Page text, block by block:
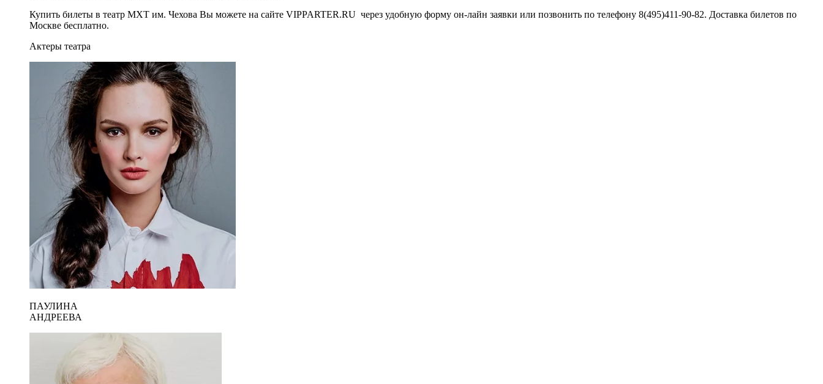
Купить билеты в театр МХТ им. Чехова Вы можете на сайте VIPPARTER.RU через удобную форму он-лайн заявки или позвонить по телефону 8(495)411-90-82. Доставка билетов по
Москве бесплатно.
Актеры театра
ПАУЛИНА
АНДРЕЕВА